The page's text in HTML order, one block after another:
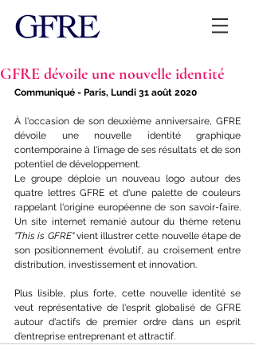
GFRE dévoile une nouvelle identité
Communiqué - Paris, Lundi 31 août 2020
À l'occasion de son deuxième anniversaire, GFRE
dévoile une nouvelle identité graphique
contemporaine à l'image de ses résultats et de son
potentiel de développement.
Le groupe déploie un nouveau logo autour des
quatre lettres GFRE et d'une palette de couleurs
rappelant l'origine européenne de son savoir-faire.
"This is GFRE" vient illustrer cette nouvelle étape de
son positionnement évolutif, au croisement entre
distribution, investissement et innovation.
Plus lisible, plus forte, cette nouvelle identité se
veut représentative de l'esprit globalisé de GFRE
autour d'actifs de premier ordre dans un esprit
d’entreprise entreprenant et attractif.